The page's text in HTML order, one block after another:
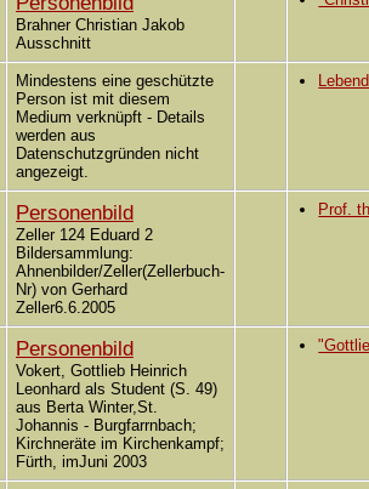
Brahner Christian Jakob
Ausschnitt
Mindestens eine geschützte
Person ist mit diesem
Medium verknüpft - Details
werden aus
Datenschutzgründen nicht
angezeigt.
Lebend
Personenbild
Zeller 124 Eduard 2
Bildersammlung:
Ahnenbilder/Zeller(Zellerbuch-
Nr) von Gerhard
Zeller6.6.2005
Prof.
Personenbild
Vokert, Gottlieb Heinrich
Leonhard als Student (S. 49)
aus Berta Winter,St.
Johannis - Burgfarrnbach;
Kirchneräte im Kirchenkampf;
Fürth, imJuni 2003